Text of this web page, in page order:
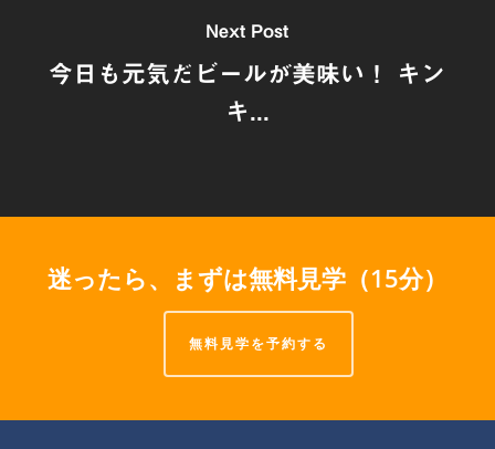
Next Post
今日も元気だビールが美味い！ キン
キ...
迷ったら、まずは無料見学（15分）
無料見学を予約する